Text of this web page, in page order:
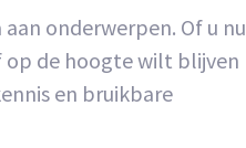
onderwerpen. Of u nu
op de hoogte wilt blijven
en bruikbare